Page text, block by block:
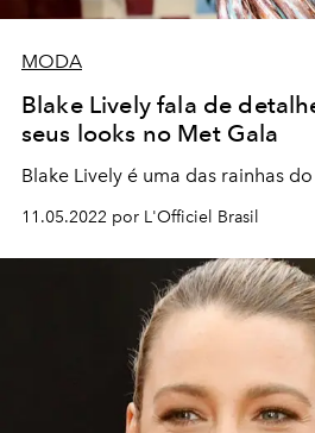
MODA
Blake Lively fala de
seus looks no Met Gala
Blake Lively é uma das rainhas
11.05.2022 por L'Officiel Brasil